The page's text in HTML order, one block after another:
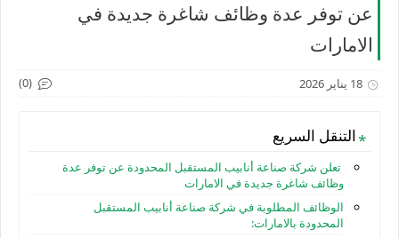
عن توفر عدة وظائف شاغرة جديدة في
الامارات
18 يناير 2026 (0)
التنقل السريع
تعلن شركة صناعة أنابيب المستقبل المحدودة عن توفر عدة
وظائف شاغرة جديدة في الامارات
الوظائف المطلوبة في شركة صناعة أنابيب المستقبل
المحدودة بالامارات: